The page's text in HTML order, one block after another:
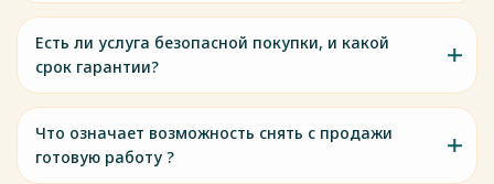
Есть ли услуга безопасной покупки, и какой
срок гарантии?
Что означает возможность снять с продажи
готовую работу ?